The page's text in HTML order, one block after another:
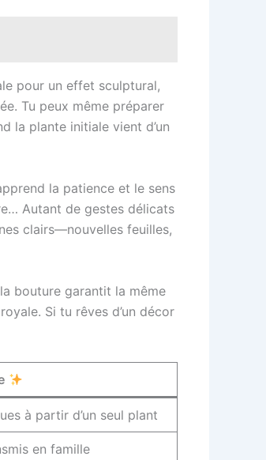
pour un effet sculptural,
Tu peux même préparer
la plante initiale vient d’un
la patience et le sens
Autant de gestes délicats
clairs—nouvelles feuilles,
bouture garantit la même
Si tu rêves d’un décor
à partir d’un seul plant
en famille